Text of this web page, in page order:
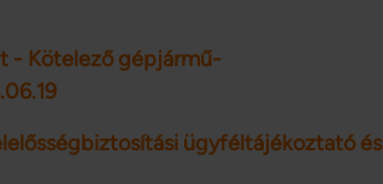
- Kötelező gépjármű-
ügyféltájékoztató és